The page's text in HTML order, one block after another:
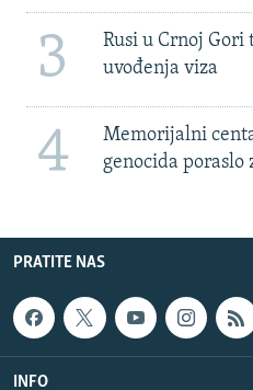
3
Rusi u Crnoj Gori
uvođenja viza
4
Memorijalni
genocida poraslo
PRATITE NAS
INFO